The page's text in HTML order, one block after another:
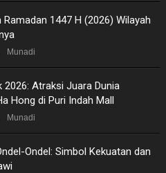
1447 H (2026) Wilayah
Munadi
2026: Atraksi Juara Dunia
Hong di Puri Indah Mall
Munadi
Ondel: Simbol Kekuatan dan